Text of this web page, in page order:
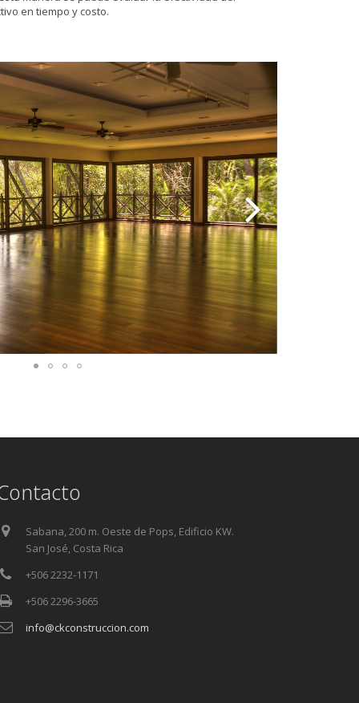
en tiempo y costo.
Sabana, 200 m. Oeste de Pops, Edificio KW.
San José, Costa Rica
+506 2232-1171
+506 2296-3665
info@ckconstruccion.com